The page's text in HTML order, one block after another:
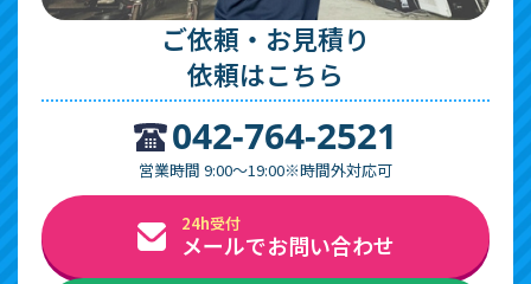
ご依頼・お見積り
依頼はこちら
042-764-2521
営業時間 9:00～19:00※時間外対応可
24h受付
メールでお問い合わせ